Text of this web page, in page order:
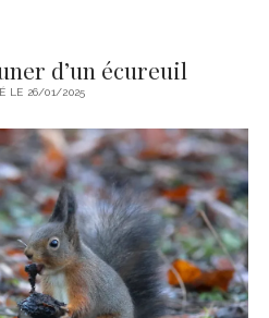
d’un écureuil
LE 26/01/2025